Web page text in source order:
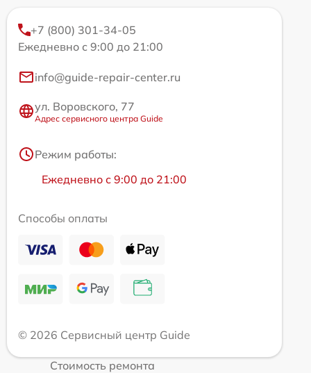
+7 (800) 301-34-05
Ежедневно с 9:00 до 21:00
info@guide-repair-center.ru
ул. Воровского, 77
Адрес сервисного центра Guide
Режим работы:
Ежедневно с 9:00 до 21:00
Способы оплаты
© 2026 Сервисный центр Guide
Стоимость ремонта